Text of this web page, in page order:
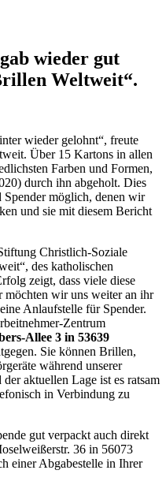
wieder gut
Weltweit“.
wieder gelohnt“, freute
Über 15 Kartons in allen
Farben und Formen,
durch ihn abgeholt. Dies
möglich, denen wir
und sie mit diesem Bericht
Christlich-Soziale
des katholischen
zeigt, dass viele diese
wir uns weiter an ihr
Anlaufstelle für Spender.
Zentrum
Allee 3 in 53639
Sie können Brillen,
während unserer
aktuellen Lage ist es ratsam
in Verbindung zu
gut verpackt auch direkt
36 in 56073
einer Abgabestelle in Ihrer